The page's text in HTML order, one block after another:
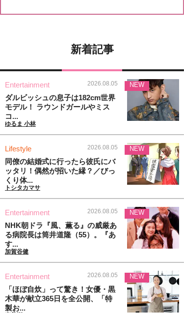
新着記事
Entertainment 2026.08.05
ダルビッシュの息子は182cm世界
モデル！ ラウンドガールやミス
コ...
ゆるま 小林
NEW
Lifestyle 2026.08.05
同僚の結婚式に行ったら彼氏にバ
ッタリ！偶然が招いた縁？／びっ
くり体...
トシタカマサ
NEW
Entertainment 2026.08.05
NHK朝ドラ『風、薫る』の威厳あ
る病院長は筒井道隆（55）。『あ
す...
加賀谷健
NEW
Entertainment 2026.08.05
「ほぼ自炊」って驚き！女優・黒
木華が献立365日を全公開、「特
製お...
NEW